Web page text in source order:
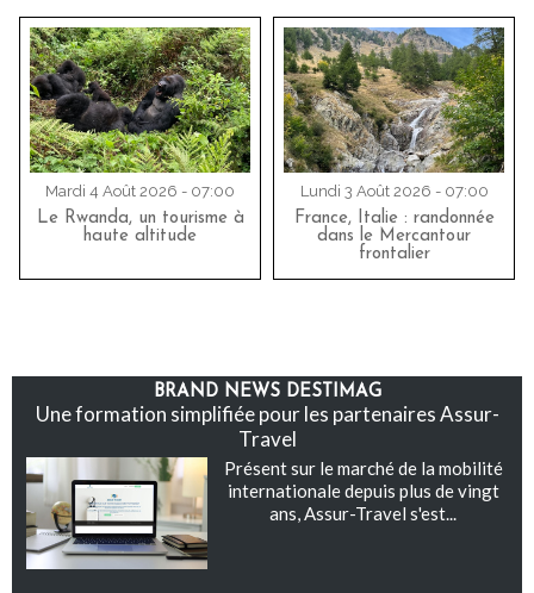
Mardi 4 Août 2026 - 07:00
Le Rwanda, un tourisme à
haute altitude
Lundi 3 Août 2026 - 07:00
France, Italie : randonnée
dans le Mercantour
frontalier
BRAND NEWS DESTIMAG
Une formation simplifiée pour les partenaires Assur-
Travel
Présent sur le marché de la mobilité
internationale depuis plus de vingt
ans, Assur-Travel s'est...